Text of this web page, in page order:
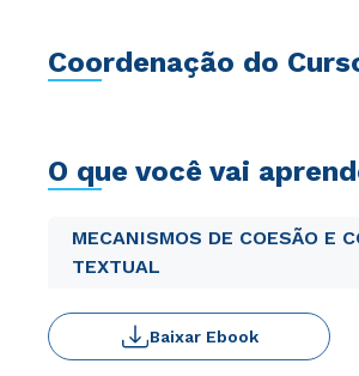
Coordenação do
O que você vai
MECANISMOS DE COESÃO E
TEXTUAL
Baixar Ebook